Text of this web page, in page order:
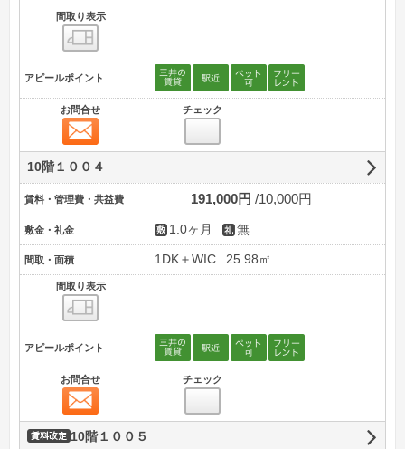
間取り表示
アピールポイント
お問合せ チェック
10階１００４
賃料・管理費・共益費 191,000円 10,000円
敷金・礼金 1.0ヶ月 無
間取・面積 1DK＋WIC 25.98㎡
間取り表示
アピールポイント
お問合せ チェック
賃料改定
10階１００５